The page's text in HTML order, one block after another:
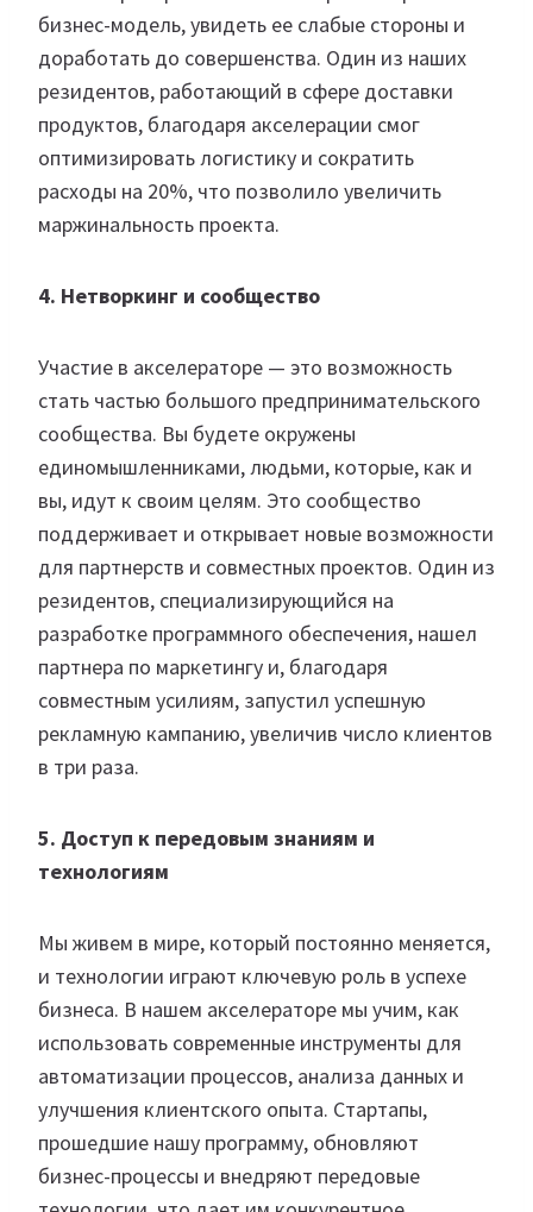
бизнес-модель, увидеть ее слабые стороны и
доработать до совершенства. Один из наших
резидентов, работающий в сфере доставки
продуктов, благодаря акселерации смог
оптимизировать логистику и сократить
расходы на 20%, что позволило увеличить
маржинальность проекта.
4. Нетворкинг и сообщество
Участие в акселераторе — это возможность
стать частью большого предпринимательского
сообщества. Вы будете окружены
единомышленниками, людьми, которые, как и
вы, идут к своим целям. Это сообщество
поддерживает и открывает новые возможности
для партнерств и совместных проектов. Один из
резидентов, специализирующийся на
разработке программного обеспечения, нашел
партнера по маркетингу и, благодаря
совместным усилиям, запустил успешную
рекламную кампанию, увеличив число клиентов
в три раза.
5. Доступ к передовым знаниям и
технологиям
Мы живем в мире, который постоянно меняется,
и технологии играют ключевую роль в успехе
бизнеса. В нашем акселераторе мы учим, как
использовать современные инструменты для
автоматизации процессов, анализа данных и
улучшения клиентского опыта. Стартапы,
прошедшие нашу программу, обновляют
бизнес-процессы и внедряют передовые